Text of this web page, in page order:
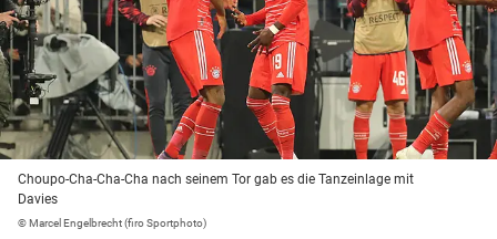
Choupo-Cha-Cha-Cha nach seinem Tor gab es die Tanzeinlage mit
Davies
© Marcel Engelbrecht (firo Sportphoto)